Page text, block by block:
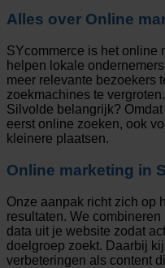
Alles over Online
SYcommerce is het online
helpen lokale
meer relevante bezoekers
zoekmachines te
Silvolde belangrijk?
eerst online zoeken, ook
kleinere plaatsen.
Online marketing in
Onze aanpak richt zich op
resultaten. We
data uit je website zodat
doelgroep zoekt. Daarbij
verbeteringen als content